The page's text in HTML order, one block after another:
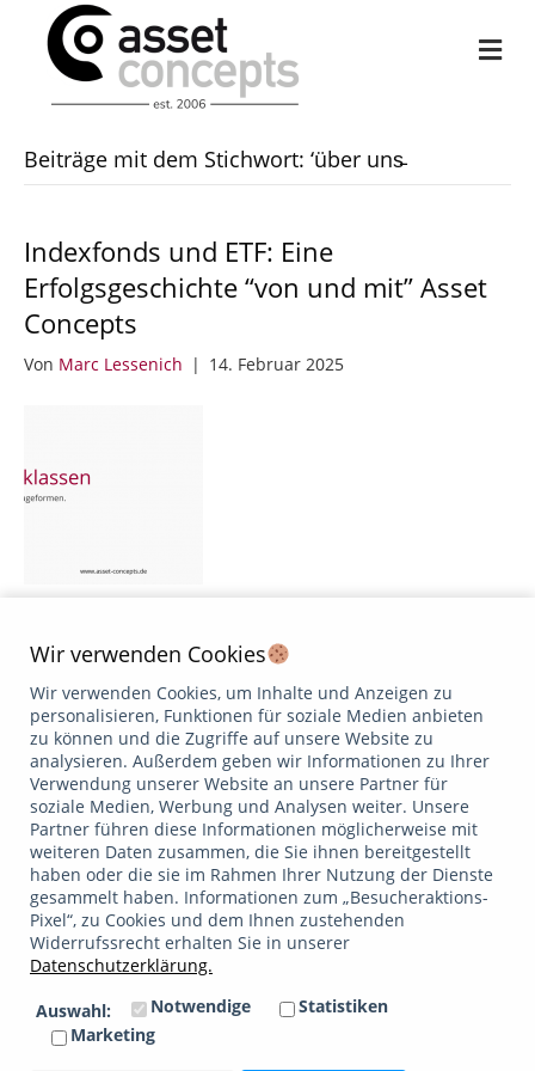
Beiträge mit dem Stichwort: ‘über uns̵
Indexfonds und ETF: Eine
Erfolgsgeschichte “von und mit” Asset
Concepts
Von Marc Lessenich | 14. Februar 2025
immer größere Beliebtheit. Selbst Börsenguru Warren
Buffett (auch bekannt als „Oracle of Omaha“) empfiehlt
seiner Ehefrau nach seinem Tod 10 % seines Vermögens in
kurzfristige Staatsanleihen und 90 % in S&P-500-ETFs zu
investieren. Aber der Reihe nach Als akademischer Vater
der Indexfonds kann der amerikanische Ökonom…
Weiterlesen
Datenschutzerklärung/Impressum
Google bewertet
5.0
Wir verwenden Cookies
Wir verwenden Cookies, um Inhalte und Anzeigen zu
personalisieren, Funktionen für soziale Medien anbieten
zu können und die Zugriffe auf unsere Website zu
analysieren. Außerdem geben wir Informationen zu Ihrer
Verwendung unserer Website an unsere Partner für
soziale Medien, Werbung und Analysen weiter. Unsere
Partner führen diese Informationen möglicherweise mit
weiteren Daten zusammen, die Sie ihnen bereitgestellt
haben oder die sie im Rahmen Ihrer Nutzung der Dienste
gesammelt haben. Informationen zum „Besucheraktions-
Pixel“, zu Cookies und dem Ihnen zustehenden
Widerrufssrecht erhalten Sie in unserer
Datenschutzerklärung.
Auswahl:
Notwendige
Statistiken
Marketing